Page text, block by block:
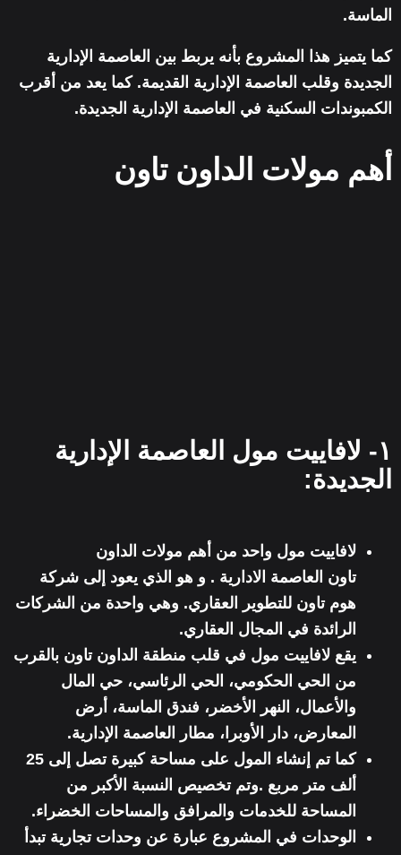
الماسة.
كما يتميز هذا المشروع بأنه يربط بين العاصمة الإدارية
الجديدة وقلب العاصمة الإدارية القديمة. كما يعد من أقرب
الكمبوندات السكنية في العاصمة الإدارية الجديدة.
أهم مولات الداون تاون
١- لافاييت مول العاصمة الإدارية
الجديدة:
لافاييت مول واحد من أهم مولات الداون
تاون العاصمة الادارية . و هو الذي يعود إلى شركة
هوم تاون للتطوير العقاري. وهي واحدة من الشركات
الرائدة في المجال العقاري.
يقع لافاييت مول في قلب منطقة الداون تاون بالقرب
من الحي الحكومي، الحي الرئاسي، حي المال
والأعمال، النهر الأخضر، فندق الماسة، أرض
المعارض، دار الأوبرا، مطار العاصمة الإدارية.
كما تم إنشاء المول على مساحة كبيرة تصل إلى 25
ألف متر مربع .وتم تخصيص النسبة الأكبر من
المساحة للخدمات والمرافق والمساحات الخضراء.
الوحدات في المشروع عبارة عن وحدات تجارية تبدأ